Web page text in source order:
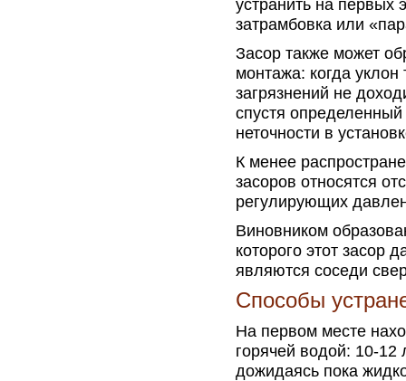
устранить на первых
затрамбовка или
Засор также может
монтажа: когда уклон
загрязнений не
спустя
неточности в
К менее
засоров относятся
регулирующих
Виновником
которого этот засор
являются соседи
Способы
На первом месте
горячей водой: 10-12
дожидаясь пока